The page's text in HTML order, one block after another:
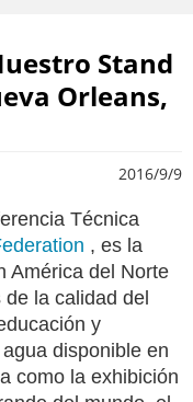
Stand
Orleans,
2016/9/9
Técnica
, es la
América del Norte
la calidad del
y
disponible en
como la exhibición